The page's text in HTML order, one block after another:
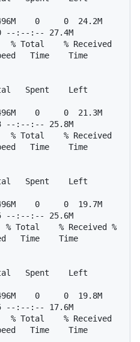
0     0  24.2M
--:--:-- 27.4M
% Total    % Received
Time    Time
Spent    Left
0     0  21.3M
--:--:-- 25.8M
% Total    % Received
Time    Time
Spent    Left
0     0  19.7M
--:--:-- 25.6M
% Total    % Received %
Time    Time
Spent    Left
0     0  19.8M
--:--:-- 17.6M
% Total    % Received
Time    Time